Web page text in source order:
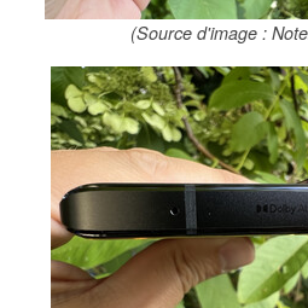
(Source d'image :